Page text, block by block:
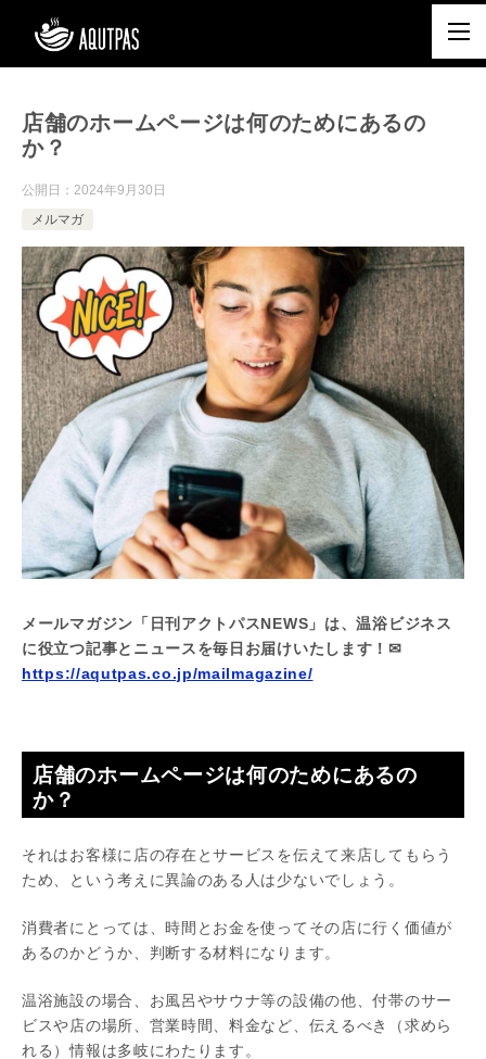
店舗のホームページは何のためにあるの
か？
公開日： 2024年9月30日
メルマガ
メールマガジン「日刊アクトパスNEWS」は、温浴ビジネス
に役立つ記事とニュースを毎日お届けいたします！✉
https://aqutpas.co.jp/mailmagazine/
店舗のホームページは何のためにあるの
か？
それはお客様に店の存在とサービスを伝えて来店してもらう
ため、という考えに異論のある人は少ないでしょう。
消費者にとっては、時間とお金を使ってその店に行く価値が
あるのかどうか、判断する材料になります。
温浴施設の場合、お風呂やサウナ等の設備の他、付帯のサー
ビスや店の場所、営業時間、料金など、伝えるべき（求めら
れる）情報は多岐にわたります。